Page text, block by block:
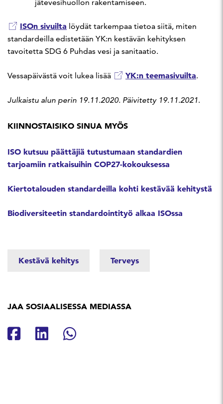
jätevesihuollon rakentamiseen.
ISOn sivuilta löydät tarkempaa tietoa siitä, miten
standardeilla edistetään YK:n kestävän kehityksen
tavoitetta SDG 6 Puhdas vesi ja sanitaatio.
Vessapäivästä voit lukea lisää YK:n teemasivuilta.
Julkaistu alun perin 19.11.2020. Päivitetty 19.11.2021.
KIINNOSTAISIKO SINUA MYÖS
ISO kutsuu päättäjiä tutustumaan standardien
tarjoamiin ratkaisuihin COP27-kokouksessa
Kiertotalouden standardeilla kohti kestävää kehitystä
Biodiversiteetin standardointityö alkaa ISOssa
Kestävä kehitys Terveys
JAA SOSIAALISESSA MEDIASSA
Jaa Facebookissa
Jaa Linkedinissä
Jaa Whatsappissa